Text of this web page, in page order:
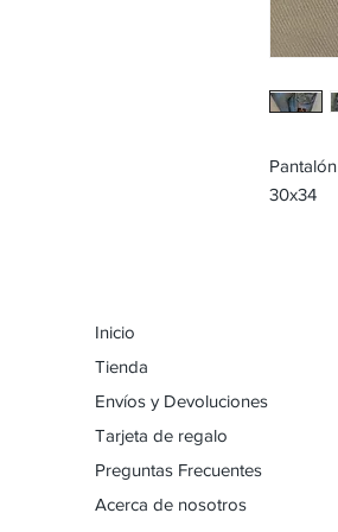
30x34
Inicio
Tienda
Envíos y Devoluciones
Tarjeta de regalo
Preguntas Frecuentes
Acerca de nosotros